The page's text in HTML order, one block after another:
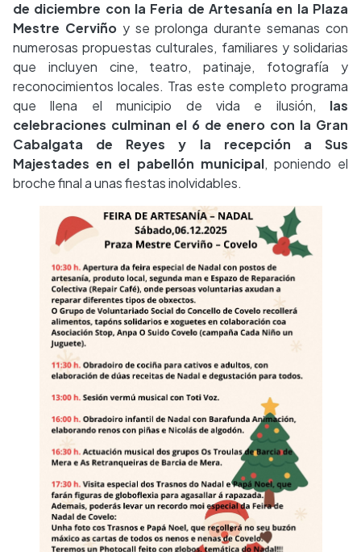
de diciembre con la Feria de Artesanía en la Plaza
Mestre Cerviñoy se prolonga durante semanas con
numerosas propuestas culturales, familiares y solidarias
que incluyen cine, teatro, patinaje, fotografía y
reconocimientos locales. Tras este completo programa
que llena el municipio de vida e ilusión, las
celebraciones culminan el 6 de enero con la Gran
Cabalgata de Reyes y la recepción a Sus
Majestades en el pabellón municipal, poniendo el
broche final a unas fiestas inolvidables.